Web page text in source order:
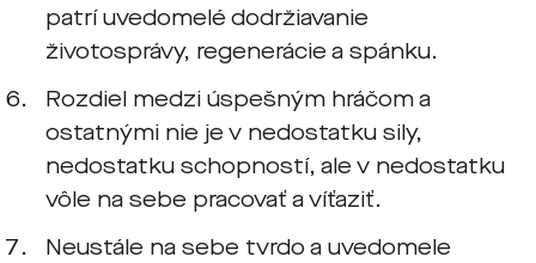
patrí uvedomelé dodržiavanie
životosprávy, regenerácie a spánku.
Rozdiel medzi úspešným hráčom a
ostatnými nie je v nedostatku sily,
nedostatku schopností, ale v nedostatku
vôle na sebe pracovať a víťaziť.
Neustále na sebe tvrdo a uvedomele